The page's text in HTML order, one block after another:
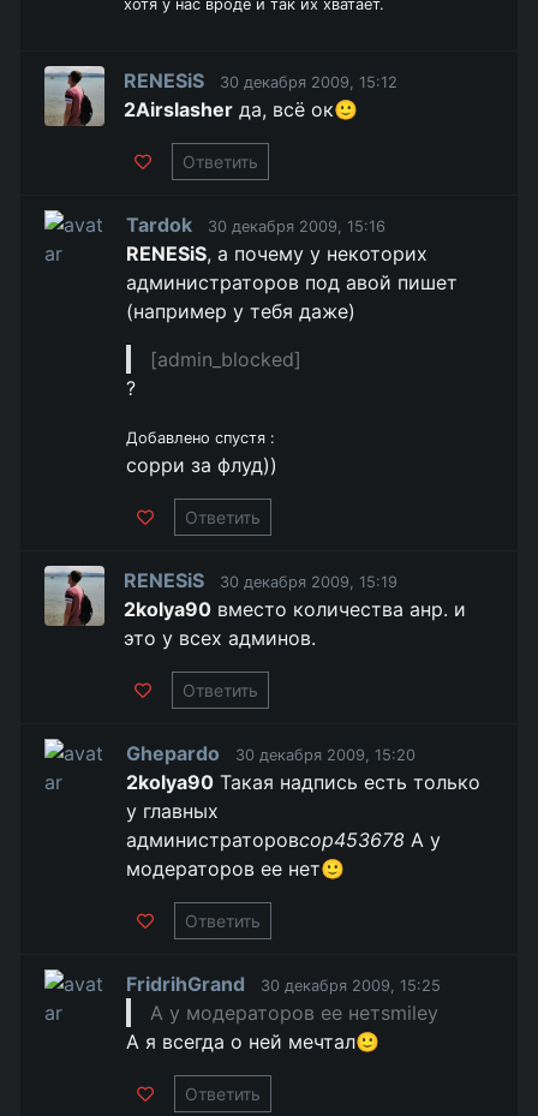
хотя у нас вроде и так их хватает.
RENESiS 30 декабря 2009, 15:12
2Airslasher да, всё ок🙂
Ответить
Tardok 30 декабря 2009, 15:16
RENESiS, а почему у некоторих
администраторов под авой пишет
(например у тебя даже)
[admin_blocked]
?
Добавлено спустя :
сорри за флуд))
Ответить
RENESiS 30 декабря 2009, 15:19
2kolya90 вместо количества анр. и
это у всех админов.
Ответить
Ghepardo 30 декабря 2009, 15:20
2kolya90 Такая надпись есть только
у главных
администраторовcop453678 А у
модераторов ее нет🙂
Ответить
FridrihGrand 30 декабря 2009, 15:25
А у модераторов ее нетsmiley
А я всегда о ней мечтал🙂
Ответить